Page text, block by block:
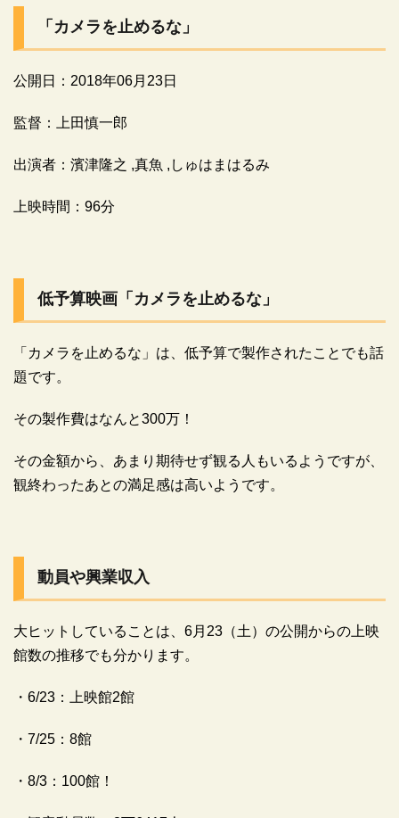
「カメラを止めるな」
公開日：2018年06月23日
監督：上田慎一郎
出演者：濱津隆之 ,真魚 ,しゅはまはるみ
上映時間：96分
低予算映画「カメラを止めるな」
「カメラを止めるな」は、低予算で製作されたことでも話
題です。
その製作費はなんと300万！
その金額から、あまり期待せず観る人もいるようですが、
観終わったあとの満足感は高いようです。
動員や興業収入
大ヒットしていることは、6月23（土）の公開からの上映
館数の推移でも分かります。
・6/23：上映館2館
・7/25：8館
・8/3：100館！